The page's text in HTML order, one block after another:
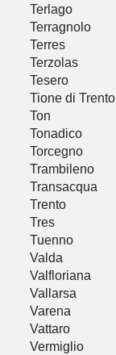
Terlago
Terragnolo
Terres
Terzolas
Tesero
Tione di Trento
Ton
Tonadico
Torcegno
Trambileno
Transacqua
Trento
Tres
Tuenno
Valda
Valfloriana
Vallarsa
Varena
Vattaro
Vermiglio